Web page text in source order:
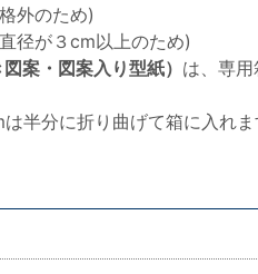
外のため)
径が３cm以上のため)
案・図案入り型紙） は、専
分に折り曲げて箱に入れま